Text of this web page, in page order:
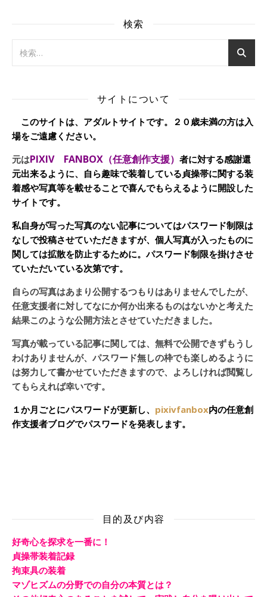
検索
サイトについて
このサイトは、アダルトサイトです。２０歳未満の方は入
場をご遠慮ください。
元はPIXIV FANBOX（任意創作支援） 者に対する感謝還
元出来るように、自ら趣味で装着している貞操帯に関する装
着感や写真等を載せることで喜んでもらえるように開設した
サイトです。
私自身が写った写真のない記事についてはパスワード制限は
なしで投稿させていただきますが、個人写真が入ったものに
関しては拡散を防止するために。パスワード制限を掛けさせ
ていただいている次第です。
自らの写真はあまり公開するつもりはありませんでしたが、
任意支援者に対してなにか何か出来るものはないかと考えた
結果このような公開方法とさせていただきました。
写真が載っている記事に関しては、無料で公開できずもうし
わけありませんが、パスワード無しの枠でも楽しめるように
は努力して書かせていただきますので、よろしければ閲覧し
てもらえれば幸いです。
１か月ごとにパスワードが更新し、 pixivfanbox内の任意創
作支援者ブログでパスワードを発表します。
目的及び内容
好奇心を探求を一番に！
貞操帯装着記録
拘束具の装着
マゾヒズムの分野での自分の本質とは？